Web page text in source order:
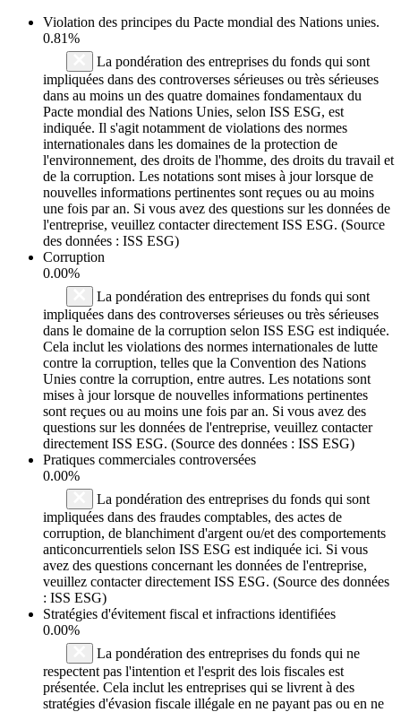
Violation des principes du Pacte mondial des Nations unies.
0.81%
La pondération des entreprises du fonds qui sont
impliquées dans des controverses sérieuses ou très sérieuses
dans au moins un des quatre domaines fondamentaux du
Pacte mondial des Nations Unies, selon ISS ESG, est
indiquée. Il s'agit notamment de violations des normes
internationales dans les domaines de la protection de
l'environnement, des droits de l'homme, des droits du travail et
de la corruption. Les notations sont mises à jour lorsque de
nouvelles informations pertinentes sont reçues ou au moins
une fois par an. Si vous avez des questions sur les données de
l'entreprise, veuillez contacter directement ISS ESG. (Source
des données : ISS ESG)
Corruption
0.00%
La pondération des entreprises du fonds qui sont
impliquées dans des controverses sérieuses ou très sérieuses
dans le domaine de la corruption selon ISS ESG est indiquée.
Cela inclut les violations des normes internationales de lutte
contre la corruption, telles que la Convention des Nations
Unies contre la corruption, entre autres. Les notations sont
mises à jour lorsque de nouvelles informations pertinentes
sont reçues ou au moins une fois par an. Si vous avez des
questions sur les données de l'entreprise, veuillez contacter
directement ISS ESG. (Source des données : ISS ESG)
Pratiques commerciales controversées
0.00%
La pondération des entreprises du fonds qui sont
impliquées dans des fraudes comptables, des actes de
corruption, de blanchiment d'argent ou/et des comportements
anticoncurrentiels selon ISS ESG est indiquée ici. Si vous
avez des questions concernant les données de l'entreprise,
veuillez contacter directement ISS ESG. (Source des données
: ISS ESG)
Stratégies d'évitement fiscal et infractions identifiées
0.00%
La pondération des entreprises du fonds qui ne
respectent pas l'intention et l'esprit des lois fiscales est
présentée. Cela inclut les entreprises qui se livrent à des
stratégies d'évasion fiscale illégale en ne payant pas ou en ne